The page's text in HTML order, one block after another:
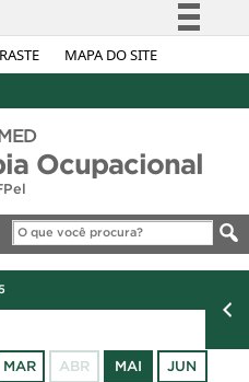
MAPA DO SITE
Simplifique!
Acesso à informação
Legislação
Canais
Ocupacional
MAR ABR MAI JUN